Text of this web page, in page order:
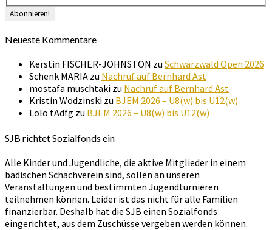
Neueste Kommentare
Kerstin FISCHER-JOHNSTON zu Schwarzwald Open 2026
Schenk MARIA zu Nachruf auf Bernhard Ast
mostafa muschtaki zu Nachruf auf Bernhard Ast
Kristin Wodzinski zu BJEM 2026 – U8(w) bis U12(w)
Lolo tAdfg zu BJEM 2026 – U8(w) bis U12(w)
SJB richtet Sozialfonds ein
Alle Kinder und Jugendliche, die aktive Mitglieder in einem
badischen Schachverein sind, sollen an unseren
Veranstaltungen und bestimmten Jugendturnieren
teilnehmen können. Leider ist das nicht für alle Familien
finanzierbar. Deshalb hat die SJB einen Sozialfonds
eingerichtet, aus dem Zuschüsse vergeben werden können.